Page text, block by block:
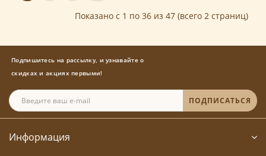
Показано с 1 по 36 из 47 (всего 2 страниц)
Подпишитесь на рассылку, и узнавайте о
скидках и акциях первыми!
ПОДПИСАТЬСЯ
Информация